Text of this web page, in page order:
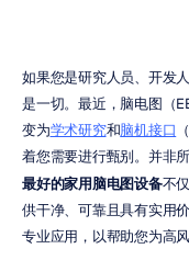
如果您是研究人员、开发
是一切。最近，脑电图（
变为学术研究和脑机接口
着您需要进行甄别。并非
最好的家用脑电图设备不
供干净、可靠且具有实用
专业应用，以帮助您为高